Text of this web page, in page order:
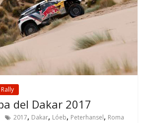
Rally
del Dakar 2017
2017, Dakar, Lóeb, Peterhansel, Roma